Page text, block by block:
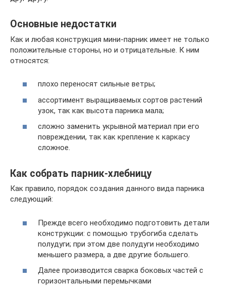
Основные недостатки
Как и любая конструкция мини-парник имеет не только
положительные стороны, но и отрицательные. К ним
относятся:
плохо переносят сильные ветры;
ассортимент выращиваемых сортов растений
узок, так как высота парника мала;
сложно заменить укрывной материал при его
повреждении, так как крепление к каркасу
сложное.
Как собрать парник-хлебницу
Как правило, порядок создания данного вида парника
следующий:
Прежде всего необходимо подготовить детали
конструкции: с помощью трубогиба сделать
полудуги; при этом две полудуги необходимо
меньшего размера, а две другие большего.
Далее производится сварка боковых частей с
горизонтальными перемычками